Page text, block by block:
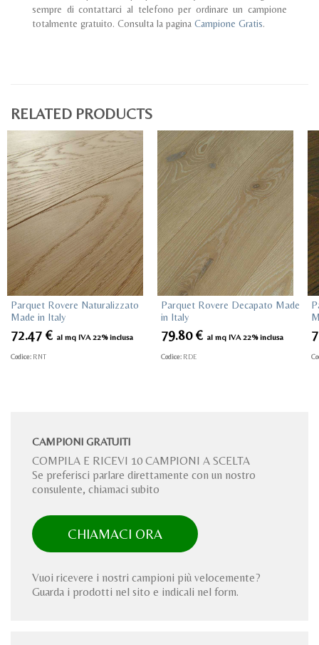
sempre di contattarci al telefono per ordinare un campione
totalmente gratuito. Consulta la pagina Campione Gratis.
RELATED PRODUCTS
Parquet Rovere Naturalizzato
Made in Italy
72.47 € al mq IVA 22% inclusa
Codice: RNT
Parquet Rovere Decapato Made
in Italy
79.80€ al mq IVA 22% inclusa
Codice: RDE
CAMPIONI GRATUITI
COMPILA E RICEVI 10 CAMPIONI A SCELTA
Se preferisci parlare direttamente con un nostro
consulente, chiamaci subito
CHIAMACI ORA
Vuoi ricevere i nostri campioni più velocemente?
Guarda i prodotti nel sito e indicali nel form.